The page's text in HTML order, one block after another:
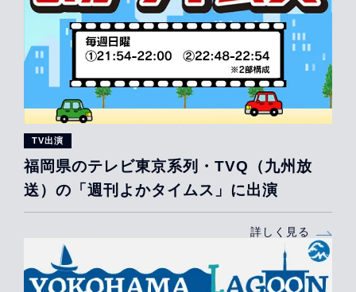
TV出演
福岡県のテレビ東京系列・TVQ（九州放
送）の「週刊よかタイムス」に出演
詳しく見る